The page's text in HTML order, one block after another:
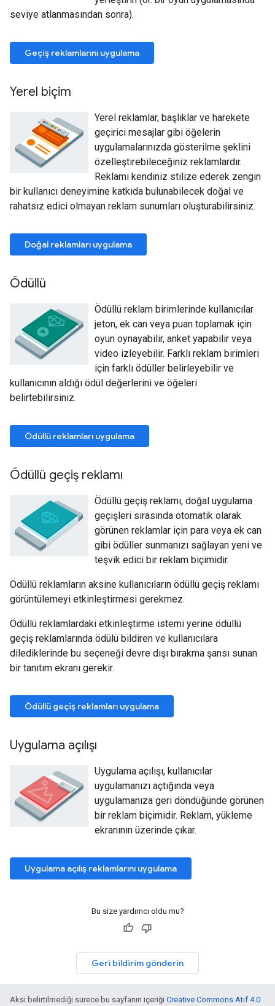
seviye atlanmasından sonra).
Geçiş reklamlarını uygulama
Yerel biçim
Yerel reklamlar, başlıklar ve harekete
geçirici mesajlar gibi öğelerin
uygulamalarınızda gösterilme şeklini
özelleştirebileceğiniz reklamlardır.
Reklamı kendiniz stilize ederek zengin
bir kullanıcı deneyimine katkıda bulunabilecek doğal ve
rahatsız edici olmayan reklam sunumları oluşturabilirsiniz.
Doğal reklamları uygulama
Ödüllü
Ödüllü reklam birimlerinde kullanıcılar
jeton, ek can veya puan toplamak için
oyun oynayabilir, anket yapabilir veya
video izleyebilir. Farklı reklam birimleri
için farklı ödüller belirleyebilir ve
kullanıcının aldığı ödül değerlerini ve öğeleri
belirtebilirsiniz.
Ödüllü reklamları uygulama
Ödüllü geçiş reklamı
Ödüllü geçiş reklamı, doğal uygulama
geçişleri sırasında otomatik olarak
görünen reklamlar için para veya ek can
gibi ödüller sunmanızı sağlayan yeni ve
teşvik edici bir reklam biçimidir.
Ödüllü reklamların aksine kullanıcıların ödüllü geçiş reklamı
görüntülemeyi etkinleştirmesi gerekmez.
Ödüllü reklamlardaki etkinleştirme istemi yerine ödüllü
geçiş reklamlarında ödülü bildiren ve kullanıcılara
dilediklerinde bu seçeneği devre dışı bırakma şansı sunan
bir tanıtım ekranı gerekir.
Ödüllü geçiş reklamları uygulama
Uygulama açılışı
Uygulama açılışı, kullanıcılar
uygulamanızı açtığında veya
uygulamanıza geri döndüğünde görünen
bir reklam biçimidir. Reklam, yükleme
ekranının üzerinde çıkar.
Uygulama açılış reklamlarını uygulama
Bu size yardımcı oldu mu?
Geri bildirim gönderin
Aksi belirtilmediği sürece bu sayfanın içeriği Creative Commons Atıf 4.0